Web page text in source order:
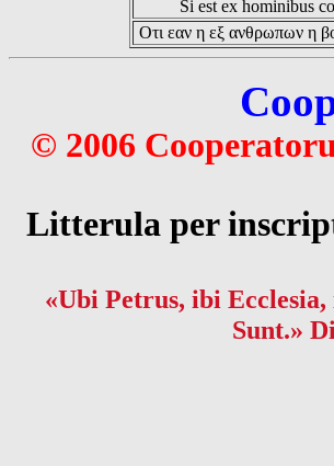
Si est ex hominibus
Οτι εαν η εξ ανθρωπων η
© 2006
Litterula per
«Ubi Petrus, ibi
Sunt.»